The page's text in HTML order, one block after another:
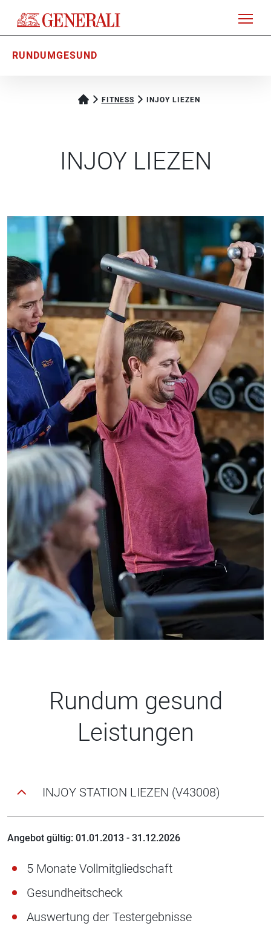
RUNDUMGESUND
FITNESS INJOY LIEZEN
INJOY LIEZEN
Rundum gesund
Leistungen
INJOY STATION LIEZEN (V43008)
Angebot gültig: 01.01.2013 - 31.12.2026
5 Monate Vollmitgliedschaft
Gesundheitscheck
Auswertung der Testergebnisse